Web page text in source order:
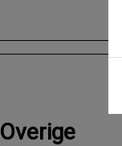
Overige